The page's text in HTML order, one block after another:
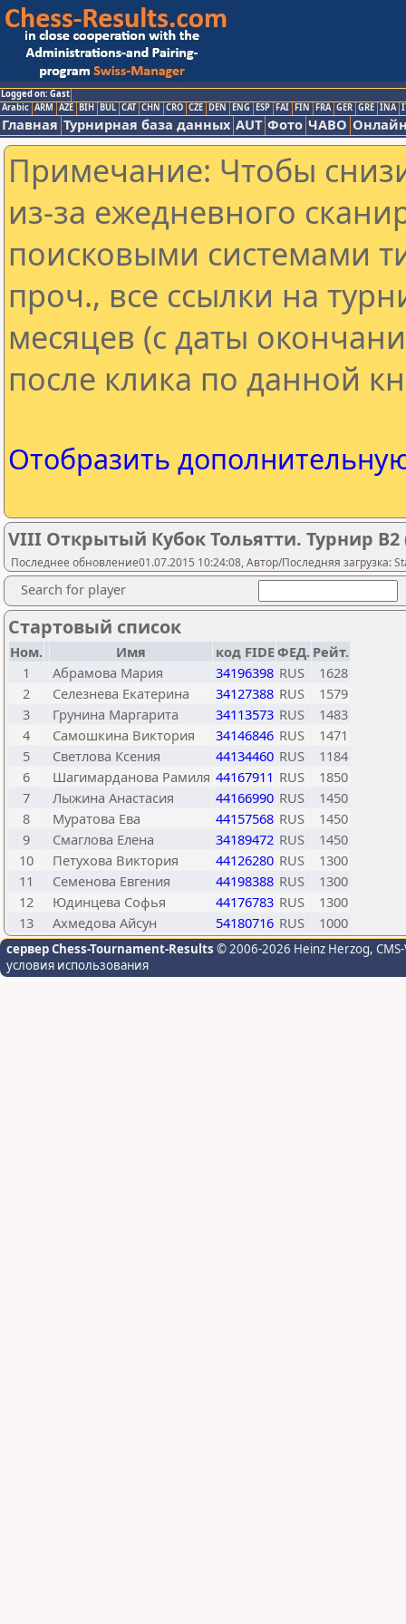
Logged on: Gast
Arabic ARM AZE BIH BUL CAT CHN CRO CZE DEN ENG ESP FAI FIN FRA GER GRE INA
Главная Турнирная база данных AUT Фото ЧАВО
Примечание: Чтобы
из-за ежедневного
поисковыми системами
проч., все ссылки на
месяцев (с даты
после клика по данной
Отобразить
VIII Открытый Кубок Тольятти. Турнир B2
Последнее обновление01.07.2015 10:24:08, Автор/Последняя загрузка:
Search for player
Стартовый список
Ном. Имя код FIDEФЕД. Рейт.
1
Абрамова Мария 34196398 RUS
1628
2
Селезнева Екатерина 34127388 RUS
1579
3
Грунина Маргарита 34113573 RUS
1483
4
Самошкина Виктория 34146846 RUS
1471
5
Светлова Ксения 44134460 RUS
1184
6
Шагимарданова Рамиля 44167911 RUS
1850
7
Лыжина Анастасия 44166990 RUS
1450
8
Муратова Ева 44157568 RUS
1450
9
Смаглова Елена 34189472 RUS
1450
10
Петухова Виктория 44126280 RUS
1300
11
Семенова Евгения 44198388 RUS
1300
12
Юдинцева Софья 44176783 RUS
1300
13
Ахмедова Айсун 54180716 RUS 1000
сервер Chess-Tournament-Results © 2006-2026 Heinz Herzog,
условия использования